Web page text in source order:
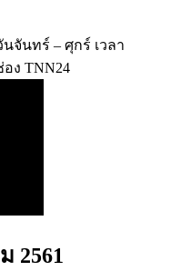
จันทร์ – ศุกร์ เวลา
อง TNN24
2561